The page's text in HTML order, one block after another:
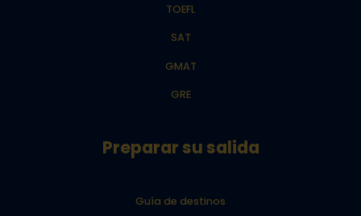
TOEFL
SAT
GMAT
GRE
Preparar su salida
Guía de destinos